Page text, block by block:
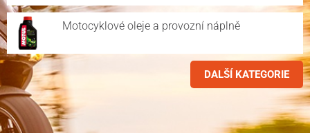
Motocyklové oleje a provozní náplně
DALŠÍ KATEGORIE